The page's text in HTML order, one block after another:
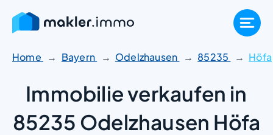
Zum
Inhalt
springen
Home Bayern Odelzhausen 85235 Höfa
Immobilie verkaufen in
85235 Odelzhausen Höfa